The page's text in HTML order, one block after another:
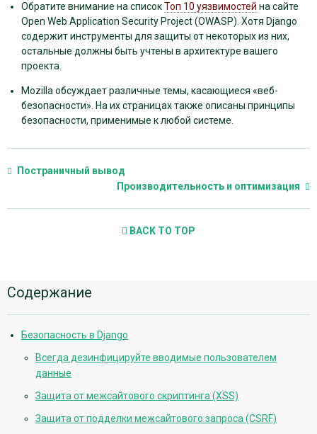
Обратите внимание на списокТоп 10 уязвимостей на сайте
Open Web Application Security Project (OWASP). Хотя Django
содержит инструменты для защиты от некоторых из них,
остальные должны быть учтены в архитектуре вашего
проекта.
Mozilla обсуждает различные темы, касающиеся «веб-
безопасности». На их страницах также описаны принципы
безопасности, применимые к любой системе.
Постраничный вывод
Производительность и оптимизация
BACK TO TOP
Дополнительная
информация
Содержание
Безопасность в Django
Всегда дезинфицируйте вводимые пользователем
данные
Защита от межсайтового скриптинга (XSS)
Защита от подделки межсайтового запроса (CSRF)